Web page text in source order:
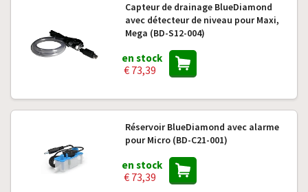
Capteur de drainage BlueDiamond
avec détecteur de niveau pour Maxi,
Mega (BD-S12-004)
en stock
€ 73,39
Réservoir BlueDiamond avec alarme
pour Micro (BD-C21-001)
en stock
€ 73,39